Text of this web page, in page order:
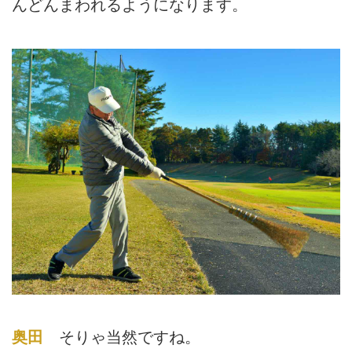
んどんまわれるようになります。
奥田 そりゃ当然ですね。